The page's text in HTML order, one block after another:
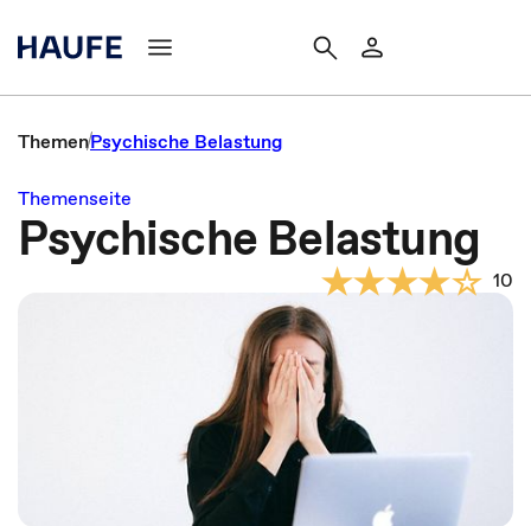
ThemenPsychische Belastung
Themenseite
Psychische Belastung
10